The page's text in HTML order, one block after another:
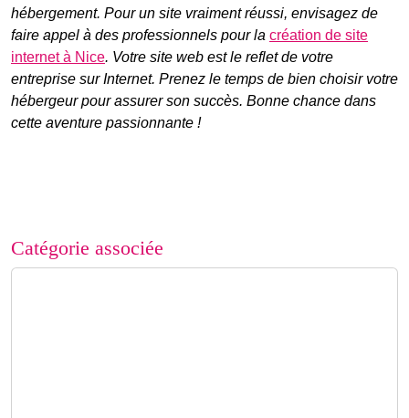
hébergement. Pour un site vraiment réussi, envisagez de
faire appel à des professionnels pour la création de site
internet à Nice. Votre site web est le reflet de votre
entreprise sur Internet. Prenez le temps de bien choisir votre
hébergeur pour assurer son succès. Bonne chance dans
cette aventure passionnante !
Catégorie associée